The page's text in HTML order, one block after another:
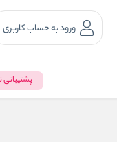
ورود به حساب کاربری
پشتیبانی